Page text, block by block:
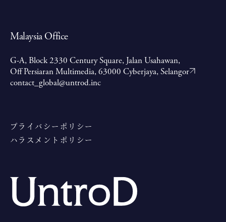
Malaysia Office
G-A, Block 2330 Century Square, Jalan Usahawan,
Off Persiaran Multimedia, 63000 Cyberjaya, Selangor
contact_global@untrod.inc
プライバシーポリシー
ハラスメントポリシー